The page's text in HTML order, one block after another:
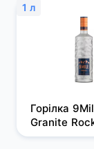
1 л
Горілка
Granite
1 л, 37,5%